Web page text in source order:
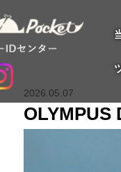
2026.05.07
OLYMPUS